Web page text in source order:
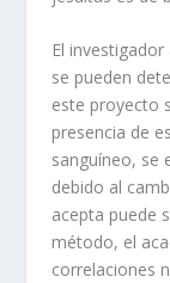
El
se pueden
este proyecto
presencia de
sanguíneo, se
debido al
acepta puede
método, el
correlaciones